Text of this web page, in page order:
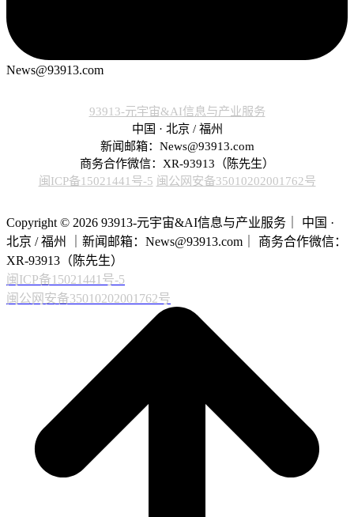
News@93913.com
93913-元宇宙&AI信息与产业服务
中国 · 北京 / 福州
新闻邮箱：News@93913.com
商务合作微信：XR-93913（陈先生）
闽ICP备15021441号-5 闽公网安备35010202001762号
Copyright © 2026 93913-元宇宙&AI信息与产业服务｜ 中国 ·
北京 / 福州 ｜新闻邮箱：News@93913.com｜ 商务合作微信：
XR-93913（陈先生）
闽ICP备15021441号-5
闽公网安备35010202001762号